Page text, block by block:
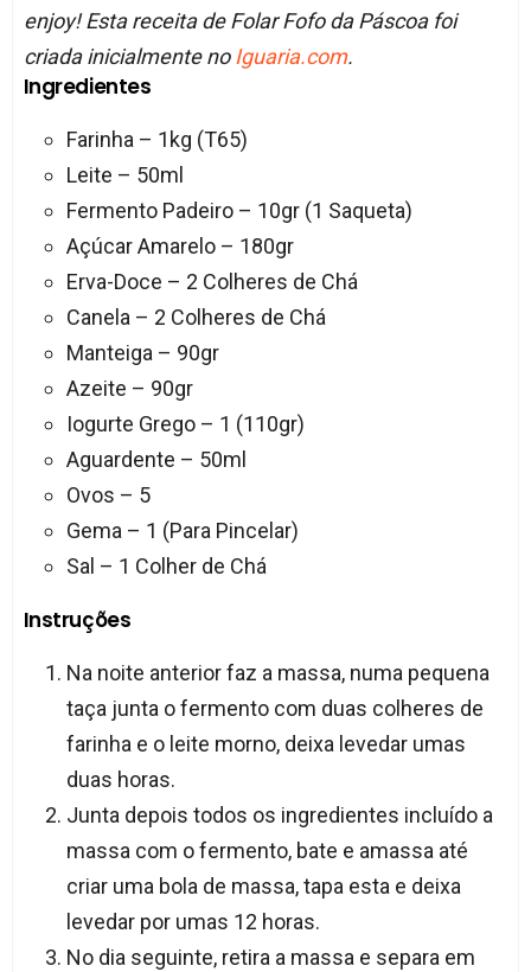
enjoy! Esta receita de Folar Fofo da Páscoa foi
criada inicialmente noIguaria.com.
Ingredientes
Farinha – 1kg (T65)
Leite – 50ml
Fermento Padeiro – 10gr (1 Saqueta)
Açúcar Amarelo – 180gr
Erva-Doce – 2 Colheres de Chá
Canela – 2 Colheres de Chá
Manteiga – 90gr
Azeite – 90gr
Iogurte Grego – 1 (110gr)
Aguardente – 50ml
Ovos – 5
Gema – 1 (Para Pincelar)
Sal – 1 Colher de Chá
Instruções
Na noite anterior faz a massa, numa pequena
taça junta o fermento com duas colheres de
farinha e o leite morno, deixa levedar umas
duas horas.
Junta depois todos os ingredientes incluído a
massa com o fermento, bate e amassa até
criar uma bola de massa, tapa esta e deixa
levedar por umas 12 horas.
No dia seguinte, retira a massa e separa em